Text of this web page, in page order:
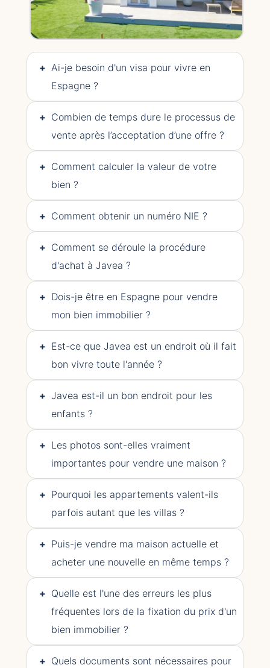
+ Ai-je besoin d'un visa pour vivre en
Espagne ?
+ Combien de temps dure le processus de
vente après l’acceptation d’une offre ?
+ Comment calculer la valeur de votre
bien ?
+ Comment obtenir un numéro NIE ?
+ Comment se déroule la procédure
d'achat à Javea ?
+ Dois-je être en Espagne pour vendre
mon bien immobilier ?
+ Est-ce que Javea est un endroit où il fait
bon vivre toute l'année ?
+ Javea est-il un bon endroit pour les
enfants ?
+ Les photos sont-elles vraiment
importantes pour vendre une maison ?
+ Pourquoi les appartements valent-ils
parfois autant que les villas ?
+ Puis-je vendre ma maison actuelle et
acheter une nouvelle en même temps ?
+ Quelle est l'une des erreurs les plus
fréquentes lors de la fixation du prix d'un
bien immobilier ?
+ Quels documents sont nécessaires pour